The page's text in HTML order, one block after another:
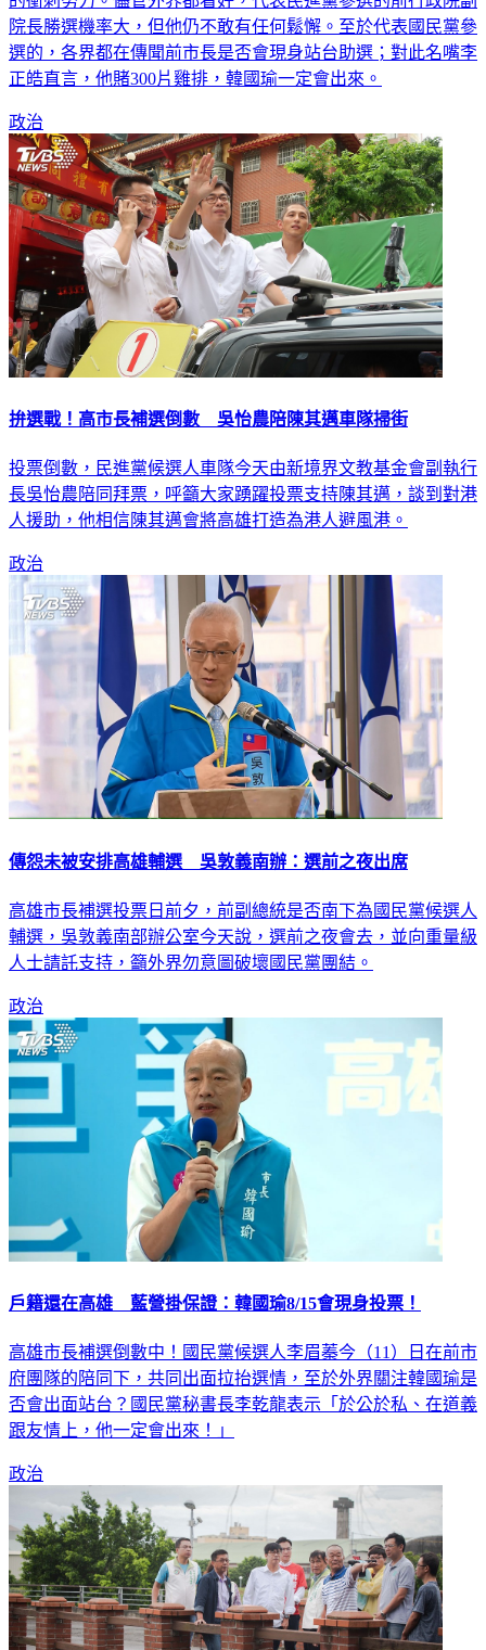
院長勝選機率大，但他仍不敢有任何鬆懈。至於代表國民黨參
選的，各界都在傳聞前市長是否會現身站台助選；對此名嘴李
正皓直言，他賭300片雞排，韓國瑜一定會出來。
政治
拚選戰！高市長補選倒數 吳怡農陪陳其邁車隊掃街
投票倒數，民進黨候選人車隊今天由新境界文教基金會副執行
長吳怡農陪同拜票，呼籲大家踴躍投票支持陳其邁，談到對港
人援助，他相信陳其邁會將高雄打造為港人避風港。
政治
傳怨未被安排高雄輔選 吳敦義南辦：選前之夜出席
高雄市長補選投票日前夕，前副總統是否南下為國民黨候選人
輔選，吳敦義南部辦公室今天說，選前之夜會去，並向重量級
人士請託支持，籲外界勿意圖破壞國民黨團結。
政治
戶籍還在高雄 藍營掛保證：韓國瑜8/15會現身投票！
高雄市長補選倒數中！國民黨候選人李眉蓁今（11）日在前市
府團隊的陪同下，共同出面拉抬選情，至於外界關注韓國瑜是
否會出面站台？國民黨秘書長李乾龍表示「於公於私、在道義
跟友情上，他一定會出來！」
政治